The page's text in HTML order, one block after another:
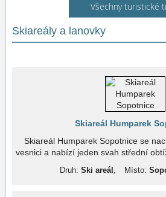
Všechny turistické
Skiareály a lanovky
Skiareál Humparek
Skiareál Humparek Sopotnice se
vesnici a nabízí jeden svah střední
Druh: Ski areál , Místo: